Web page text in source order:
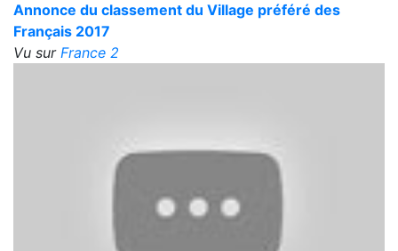
Annonce du classement du Village préféré des
Français 2017
Vu sur France 2